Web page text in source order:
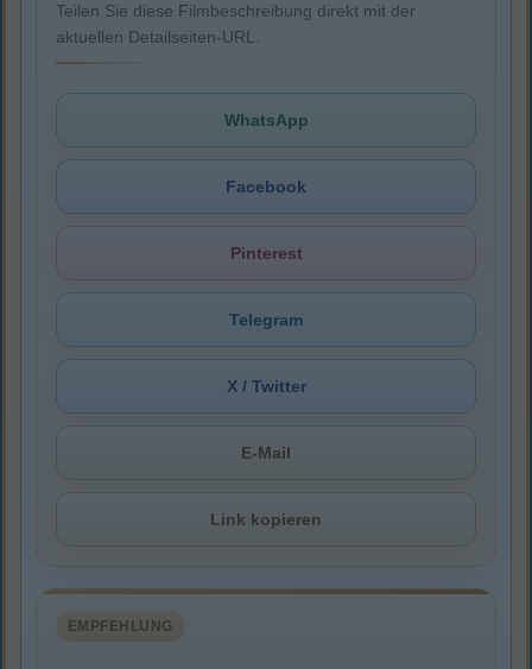
Teilen Sie diese Filmbeschreibung direkt mit der
aktuellen Detailseiten-URL.
WhatsApp
Facebook
Pinterest
Telegram
X / Twitter
E-Mail
Link kopieren
EMPFEHLUNG